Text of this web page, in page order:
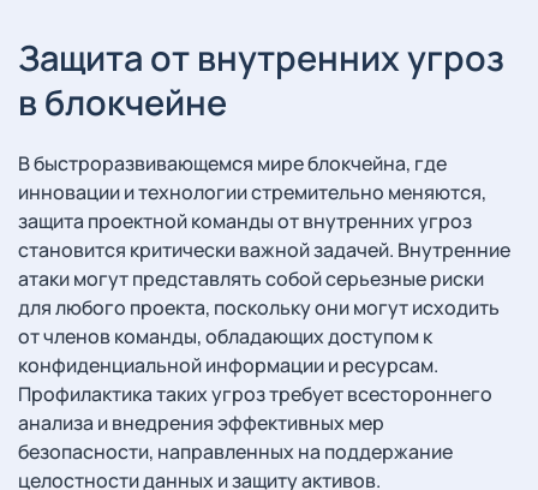
Защита от внутренних угроз
в блокчейне
В быстроразвивающемся мире блокчейна, где
инновации и технологии стремительно меняются,
защита проектной команды от внутренних угроз
становится критически важной задачей. Внутренние
атаки могут представлять собой серьезные риски
для любого проекта, поскольку они могут исходить
от членов команды, обладающих доступом к
конфиденциальной информации и ресурсам.
Профилактика таких угроз требует всестороннего
анализа и внедрения эффективных мер
безопасности, направленных на поддержание
целостности данных и защиту активов.